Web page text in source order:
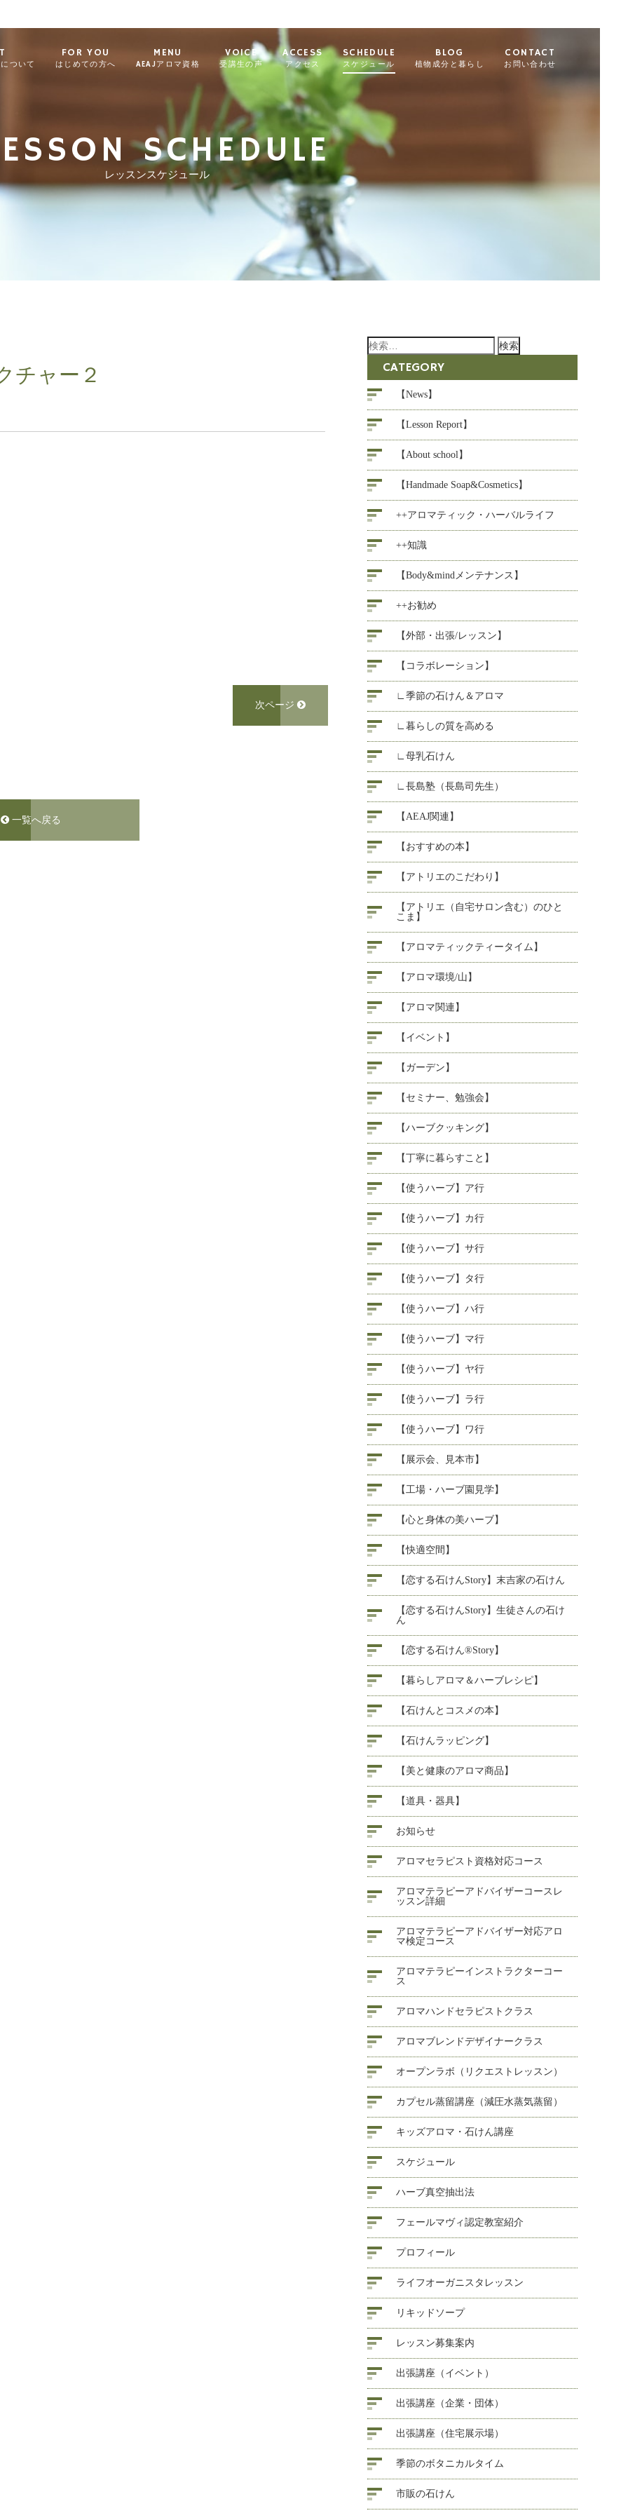
ついて
FOR YOU
はじめての方へ
MENU
AEAJアロマ資格
VOICE
受講生の声
ACCESS
アクセス
SCHEDULE
スケジュール
BLOG
植物成分と暮らし
CONTACT
お問い合わせ
SCHEDULE
レッスンスケジュール
チャー２
次ページ
一覧へ戻る
検
CATEGORY
【News】
【Lesson Report】
【About school】
【Handmade Soap&Cosmetics】
++アロマティック・ハーバルライフ
++知識
【Body&mindメンテナンス】
++お勧め
【外部・出張/レッスン】
【コラボレーション】
∟季節の石けん＆アロマ
∟暮らしの質を高める
∟母乳石けん
∟長島塾（長島司先生）
【AEAJ関連】
【おすすめの本】
【アトリエのこだわり】
【アトリエ（自宅サロン含む）のひと
こま】
【アロマティックティータイム】
【アロマ環境/山】
【アロマ関連】
【イベント】
【ガーデン】
【セミナー、勉強会】
【ハーブクッキング】
【丁寧に暮らすこと】
【使うハーブ】ア行
【使うハーブ】カ行
【使うハーブ】サ行
【使うハーブ】タ行
【使うハーブ】ハ行
【使うハーブ】マ行
【使うハーブ】ヤ行
【使うハーブ】ラ行
【使うハーブ】ワ行
【展示会、見本市】
【工場・ハーブ園見学】
【心と身体の美ハーブ】
【快適空間】
【恋する石けんStory】末吉家の石けん
【恋する石けんStory】生徒さんの石け
ん
【恋する石けん®Story】
【暮らしアロマ＆ハーブレシピ】
【石けんとコスメの本】
【石けんラッピング】
【美と健康のアロマ商品】
【道具・器具】
お知らせ
アロマセラピスト資格対応コース
アロマテラピーアドバイザーコースレ
ッスン詳細
アロマテラピーアドバイザー対応アロ
マ検定コース
アロマテラピーインストラクターコー
ス
アロマハンドセラピストクラス
アロマブレンドデザイナークラス
オープンラボ（リクエストレッスン）
カプセル蒸留講座（減圧水蒸気蒸留）
キッズアロマ・石けん講座
スケジュール
ハーブ真空抽出法
フェールマヴィ認定教室紹介
プロフィール
ライフオーガニスタレッスン
リキッドソープ
レッスン募集案内
出張講座（イベント）
出張講座（企業・団体）
出張講座（住宅展示場）
季節のボタニカルタイム
市販の石けん